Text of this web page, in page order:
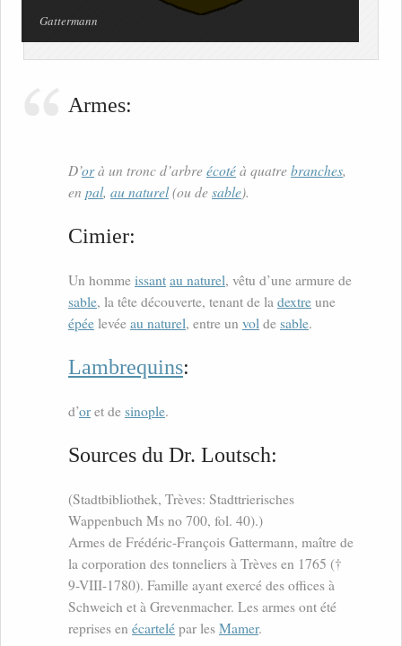
Gattermann
Armes:
D’orà un tronc d’arbreécotéà quatrebranches,
en pal, au naturel(ou desable).
Cimier:
Un homme issant au naturel, vêtu d’une armure de
sable, la tête découverte, tenant de la dextre une
épée levée au naturel, entre un vol de sable.
Lambrequins:
d’or et de sinople.
Sources du Dr. Loutsch:
(Stadtbibliothek, Trèves: Stadttrierisches
Wappenbuch Ms no 700, fol. 40).)
Armes de Frédéric-François Gattermann, maître de
la corporation des tonneliers à Trèves en 1765 (†
9-VIII-1780). Famille ayant exercé des offices à
Schweich et à Grevenmacher. Les armes ont été
reprises en écartelé par les Mamer.